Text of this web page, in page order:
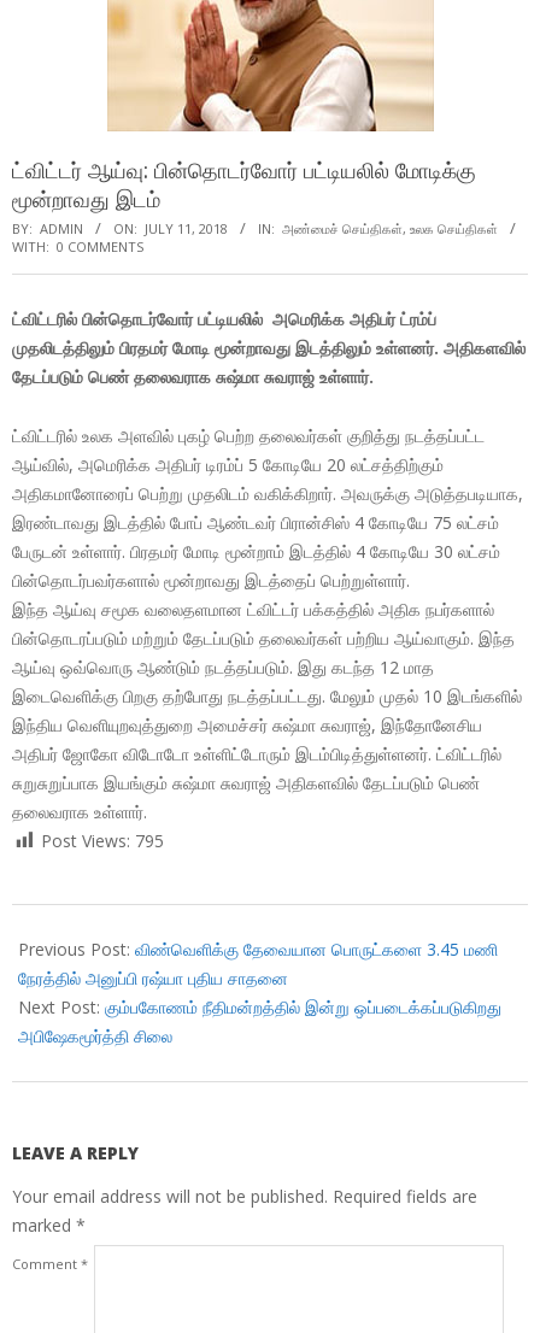
ட்விட்டர் ஆய்வு: பின்தொடர்வோர் பட்டியலில் மோடிக்கு
மூன்றாவது இடம்
BY: ADMIN ON: JULY 11, 2018 IN: அண்மைச் செய்திகள், உலக செய்திகள்
WITH: 0 COMMENTS
ட்விட்டரில் பின்தொடர்வோர் பட்டியலில் அமெரிக்க அதிபர் ட்ரம்ப்
முதலிடத்திலும் பிரதமர் மோடி மூன்றாவது இடத்திலும் உள்ளனர். அதிகளவில்
தேடப்படும் பெண் தலைவராக சுஷ்மா சுவராஜ் உள்ளார்.
ட்விட்டரில் உலக அளவில் புகழ் பெற்ற தலைவர்கள் குறித்து நடத்தப்பட்ட
ஆய்வில், அமெரிக்க அதிபர் டிரம்ப் 5 கோடியே 20 லட்சத்திற்கும்
அதிகமானோரைப் பெற்று முதலிடம் வகிக்கிறார். அவருக்கு அடுத்தபடியாக,
இரண்டாவது இடத்தில் போப் ஆண்டவர் பிரான்சிஸ் 4 கோடியே 75 லட்சம்
பேருடன் உள்ளார். பிரதமர் மோடி மூன்றாம் இடத்தில் 4 கோடியே 30 லட்சம்
பின்தொடர்பவர்களால் மூன்றாவது இடத்தைப் பெற்றுள்ளார்.
இந்த ஆய்வு சமூக வலைதளமான ட்விட்டர் பக்கத்தில் அதிக நபர்களால்
பின்தொடரப்படும் மற்றும் தேடப்படும் தலைவர்கள் பற்றிய ஆய்வாகும். இந்த
ஆய்வு ஒவ்வொரு ஆண்டும் நடத்தப்படும். இது கடந்த 12 மாத
இடைவெளிக்கு பிறகு தற்போது நடத்தப்பட்டது. மேலும் முதல் 10 இடங்களில்
இந்திய வெளியுறவுத்துறை அமைச்சர் சுஷ்மா சுவராஜ், இந்தோனேசிய
அதிபர் ஜோகோ விடோடோ உள்ளிட்டோரும் இடம்பிடித்துள்ளனர். ட்விட்டரில்
சுறுசுறுப்பாக இயங்கும் சுஷ்மா சுவராஜ் அதிகளவில் தேடப்படும் பெண்
தலைவராக உள்ளார்.
Post Views: 795
07-
11
Previous Post: விண்வெளிக்கு தேவையான பொருட்களை 3.45 மணி
நேரத்தில் அனுப்பி ரஷ்யா புதிய சாதனை
Next Post: கும்பகோணம் நீதிமன்றத்தில் இன்று ஒப்படைக்கப்படுகிறது
அபிஷேகமூர்த்தி சிலை
LEAVE A REPLY
Your email address will not be published. Required fields are
marked *
Comment *